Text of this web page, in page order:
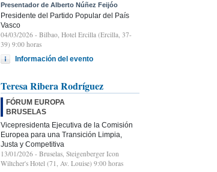
Presentador de Alberto Núñez Feijóo
Presidente del Partido Popular del País
Vasco
04/03/2026 - Bilbao, Hotel Ercilla (Ercilla, 37-
39) 9:00 horas
Información del evento
Teresa Ribera Rodríguez
FÓRUM EUROPA
BRUSELAS
Vicepresidenta Ejecutiva de la Comisión
Europea para una Transición Limpia,
Justa y Competitiva
13/01/2026 - Bruselas, Steigenberger Icon
Wiltcher's Hotel (71, Av. Louise) 9:00 horas